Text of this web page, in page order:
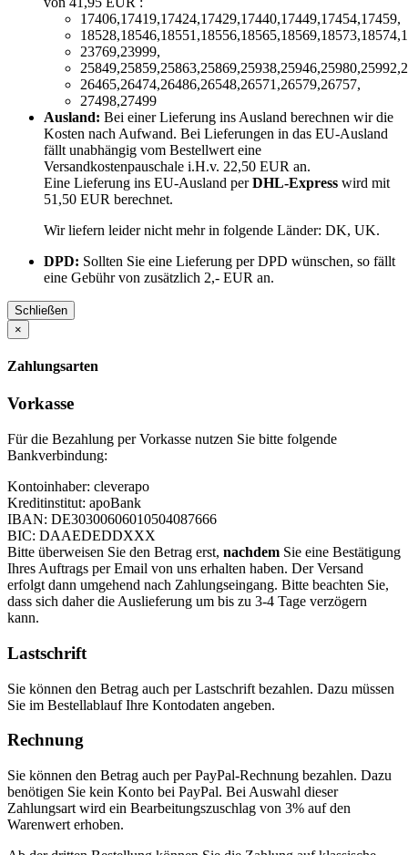
17406,17419,17424,17429,17440,17449,17454,17459,
23769,23999,
26465,26474,26486,26548,26571,26579,26757,
27498,27499
Ausland: Bei einer Lieferung ins Ausland berechnen wir die
Kosten nach Aufwand. Bei Lieferungen in das EU-Ausland
fällt unabhängig vom Bestellwert eine
Versandkostenpauschale i.H.v. 22,50 EUR an.
Eine Lieferung ins EU-Ausland perDHL-Express wird mit
51,50 EUR berechnet.
Wir liefern leider nicht mehr in folgende Länder: DK, UK.
DPD: Sollten Sie eine Lieferung per DPD wünschen, so fällt
eine Gebühr von zusätzlich 2,- EUR an.
Schließen
×
Zahlungsarten
Vorkasse
Für die Bezahlung per Vorkasse nutzen Sie bitte folgende
Bankverbindung:
Kontoinhaber: cleverapo
Kreditinstitut: apoBank
IBAN: DE30300606010504087666
BIC: DAAEDEDDXXX
Bitte überweisen Sie den Betrag erst, nachdem Sie eine Bestätigung
Ihres Auftrags per Email von uns erhalten haben. Der Versand
erfolgt dann umgehend nach Zahlungseingang. Bitte beachten Sie,
dass sich daher die Auslieferung um bis zu 3-4 Tage verzögern
kann.
Lastschrift
Sie können den Betrag auch per Lastschrift bezahlen. Dazu müssen
Sie im Bestellablauf Ihre Kontodaten angeben.
Rechnung
Sie können den Betrag auch per PayPal-Rechnung bezahlen. Dazu
benötigen Sie kein Konto bei PayPal. Bei Auswahl dieser
Zahlungsart wird ein Bearbeitungszuschlag von 3% auf den
Warenwert erhoben.